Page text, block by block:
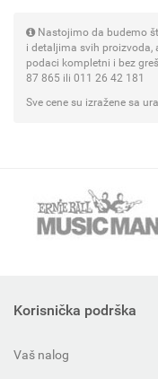
Nastojimo da budemo
i detaljima svih proizvoda,
podaci kompletni i bez
87 865 ili 011 26 42 181
Sve cene su izražene sa
Korisnička podrška
Vaš nalog